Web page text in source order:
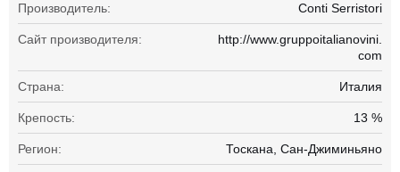
Производитель: Conti Serristori
Сайт производителя:
http://www.gruppoitalianovini.
com
Страна: Италия
Крепость: 13 %
Регион: Тоскана, Сан-Джиминьяно